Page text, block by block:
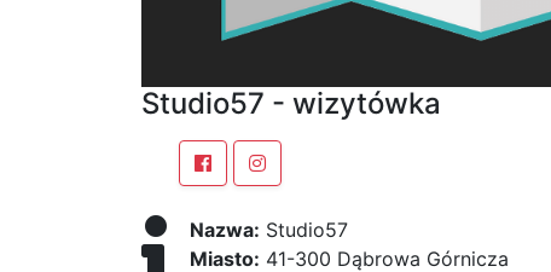
Studio57 - wizytówka
Nazwa: Studio57
Miasto: 41-300 Dąbrowa Górnicza